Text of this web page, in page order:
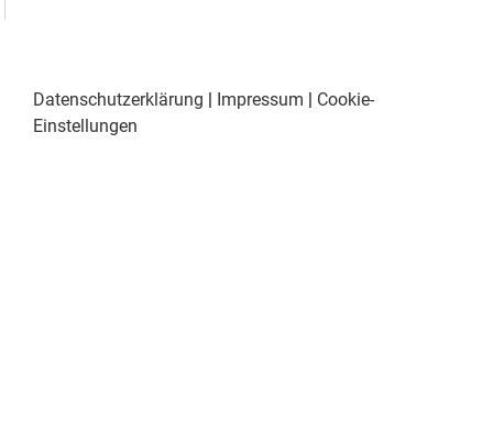
Datenschutzerklärung Impressum
Cookie-
Einstellungen